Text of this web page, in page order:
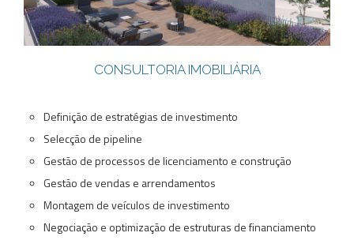
CONSULTORIA IMOBILIÁRIA
Definição de estratégias de investimento
Selecção de pipeline
Gestão de processos de licenciamento e construção
Gestão de vendas e arrendamentos
Montagem de veículos de investimento
Negociação e optimização de estruturas de financiamento